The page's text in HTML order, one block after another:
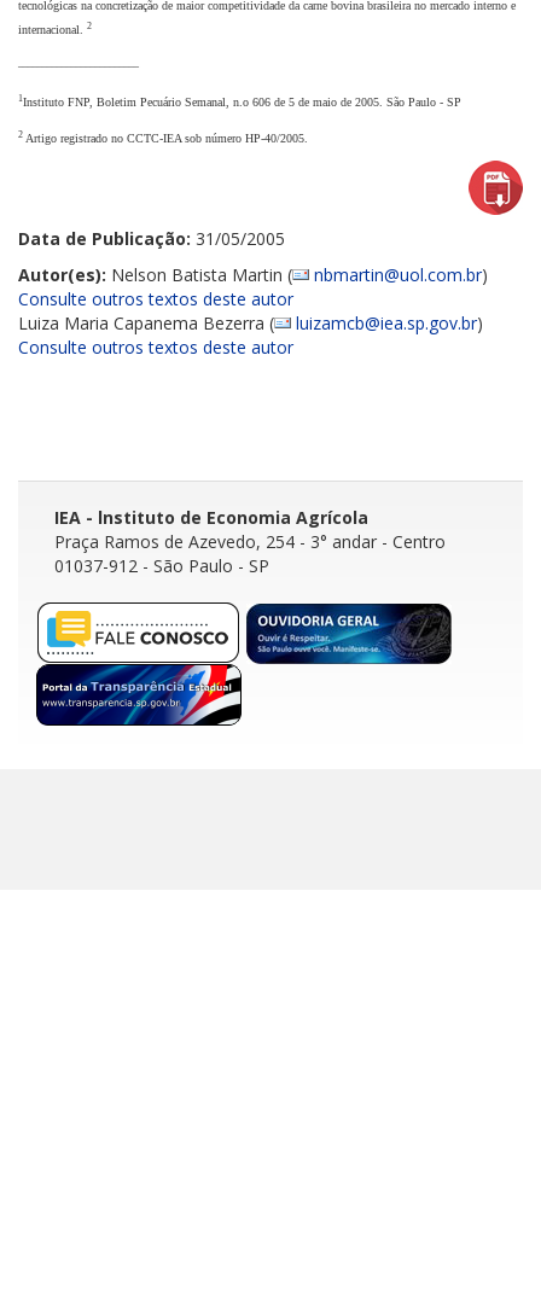
tecnológicas na concretização de maior competitividade da carne bovina brasileira no mercado interno e
internacional.
2
1Instituto FNP, Boletim Pecuário Semanal, n.o 606 de 5 de maio de 2005. São Paulo - SP
2 Artigo registrado no CCTC-IEA sob número HP-40/2005.
Data de Publicação: 31/05/2005
Autor(es): Nelson Batista Martin ( nbmartin@uol.com.br)
Consulte outros textos deste autor
Luiza Maria Capanema Bezerra (
luizamcb@iea.sp.gov.br)
Consulte outros textos deste autor
IEA - lnstituto de Economia Agrícola
Praça Ramos de Azevedo, 254 - 3° andar - Centro
01037-912 - São Paulo - SP